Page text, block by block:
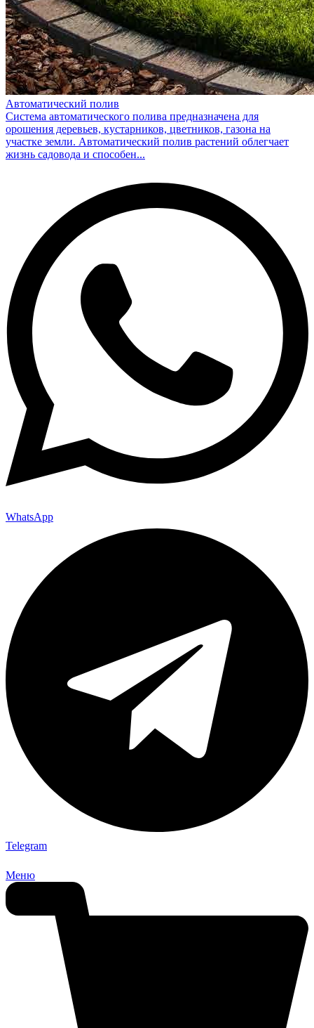
Автоматический полив
Система автоматического полива предназначена для
орошения деревьев, кустарников, цветников, газона на
участке земли. Автоматический полив растений облегчает
жизнь садовода и способен...
WhatsApp
Telegram
Меню